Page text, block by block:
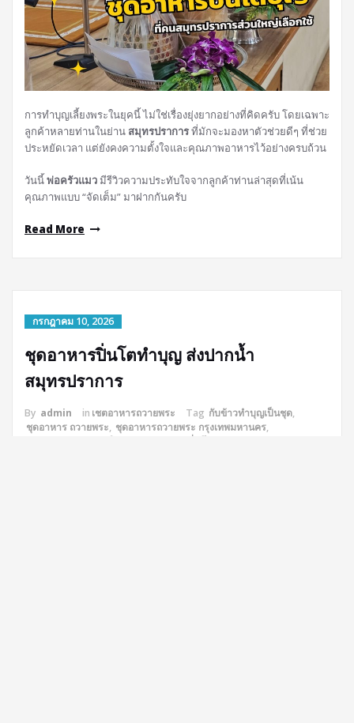
การทำบุญเลี้ยงพระในยุคนี้ ไม่ใช่เรื่องยุ่งยากอย่างที่คิดครับ โดยเฉพาะ
ลูกค้าหลายท่านในย่าน สมุทรปราการที่มักจะมองหาตัวช่วยดีๆ ที่ช่วย
ประหยัดเวลา แต่ยังคงความตั้งใจและคุณภาพอาหารไว้อย่างครบถ้วน
วันนี้พ่อครัวแมวมีรีวิวความประทับใจจากลูกค้าท่านล่าสุดที่เน้น
คุณภาพแบบ “จัดเต็ม” มาฝากกันครับ
Read More
กรกฎาคม 10, 2026
ชุดอาหารปิ่นโตทำบุญ ส่งปากน้ำ
สมุทรปราการ
By admin in เชตอาหารถวายพระ Tag กับข้าวทำบุญเป็นชุด,
ชุดอาหาร ถวายพระ, ชุดอาหารถวายพระ กรุงเทพมหานคร,